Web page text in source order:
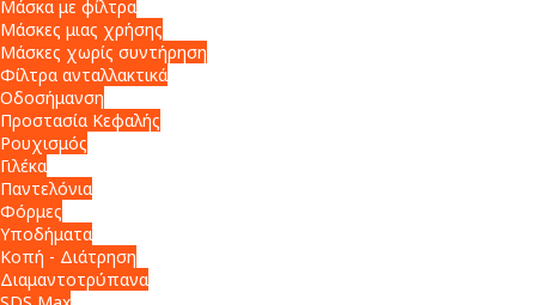
Μάσκα με φίλτρα
Μάσκες μιας χρήσης
Μάσκες χωρίς συντήρηση
Φίλτρα ανταλλακτικά
Οδοσήμανση
Προστασία Κεφαλής
Ρουχισμός
Γιλέκα
Παντελόνια
Φόρμες
Υποδήματα
Κοπή - Διάτρηση
Διαμαντοτρύπανα